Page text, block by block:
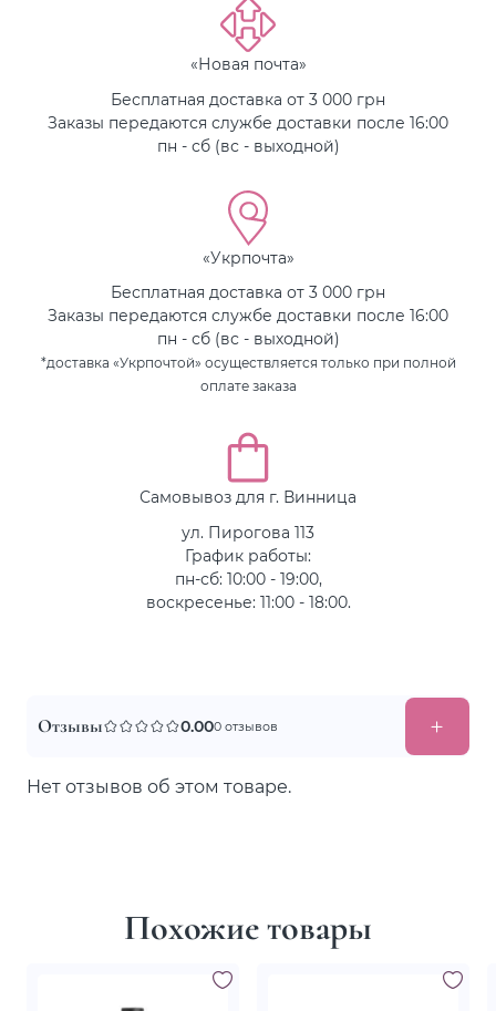
«Новая почта»
Бесплатная доставка от 3 000 грн
Заказы передаются службе доставки после 16:00
пн - сб (вс - выходной)
«Укрпочта»
Бесплатная доставка от 3 000 грн
Заказы передаются службе доставки после 16:00
пн - сб (вс - выходной)
*доставка «Укрпочтой» осуществляется только при полной
оплате заказа
Самовывоз для г. Винница
ул. Пирогова 113
График работы:
пн-сб: 10:00 - 19:00,
воскресенье: 11:00 - 18:00.
Отзывы 0.000 отзывов
Нет отзывов об этом товаре.
Похожие товары